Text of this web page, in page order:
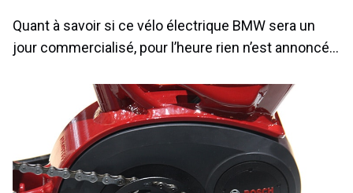
Quant à savoir si ce vélo électrique BMW sera un
jour commercialisé, pour l’heure rien n’est annoncé…